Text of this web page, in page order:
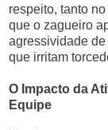
respeito, tanto
que o zagueiro
agressividade
que irritam
O Impacto da
Equipe